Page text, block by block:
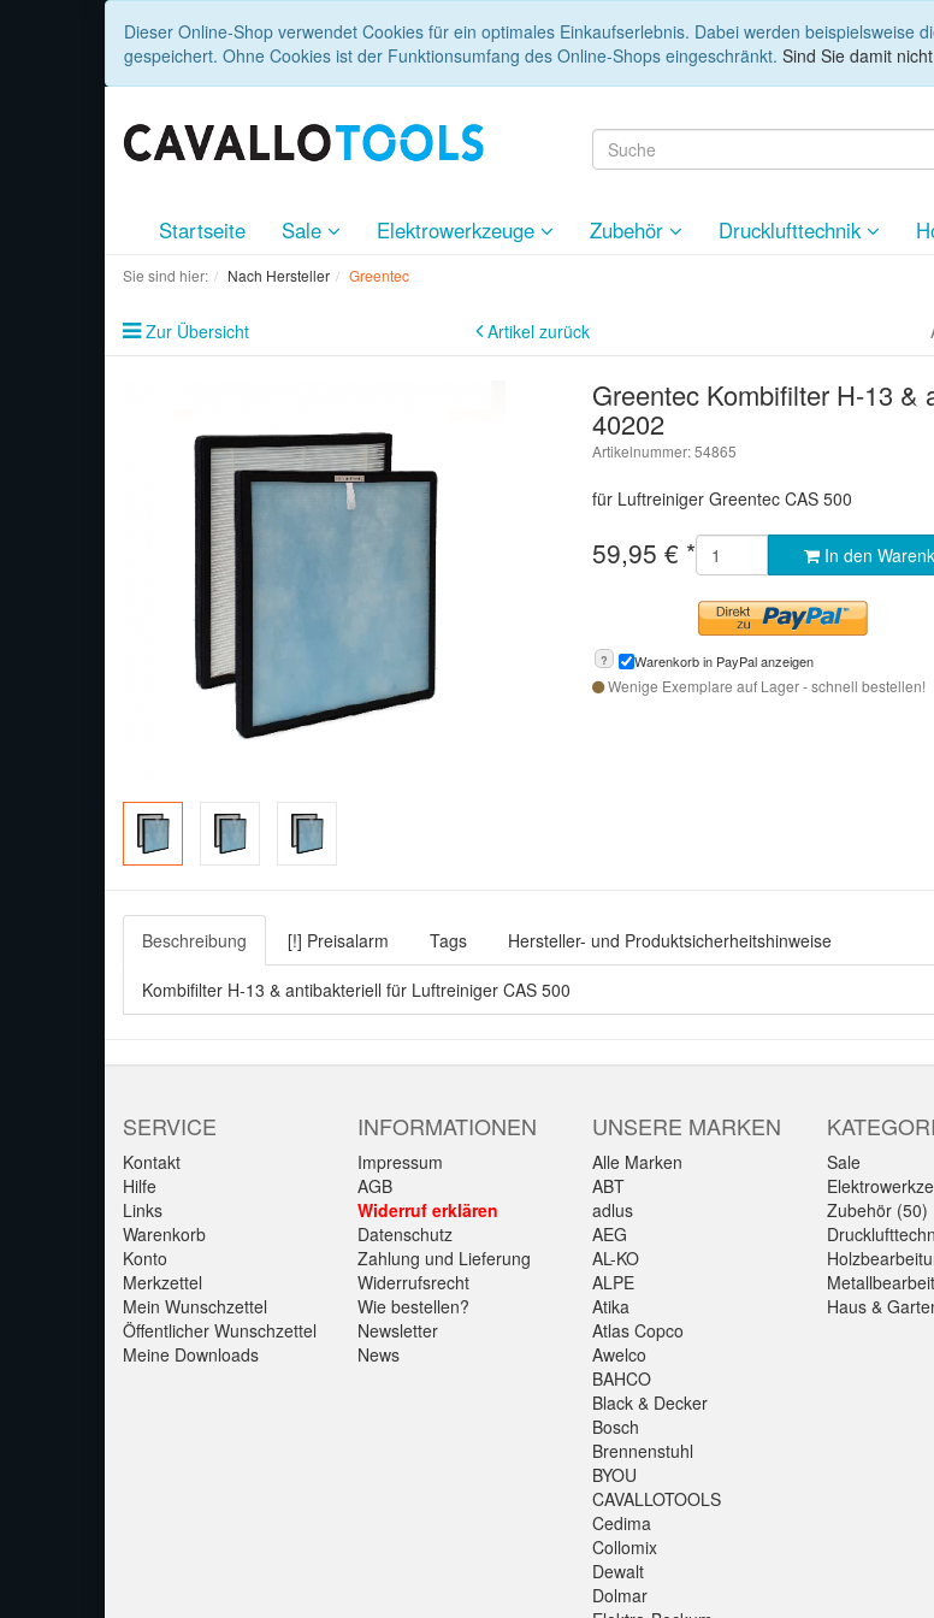
Dieser Online-Shop verwendet Cookies für ein optimales Einkaufserlebnis. Dabei werden
gespeichert. Ohne Cookies ist der Funktionsumfang des Online-Shops eingeschränkt. Sind Sie damit
Startseite Sale Elektrowerkzeuge Zubehör Drucklufttechnik
Sie sind hier: Nach Hersteller Greentec
Zur Übersicht Artikel zurück
Greentec Kombifilter H-13 &
40202
Artikelnummer: 54865
für Luftreiniger Greentec CAS 500
59,95 € * In den
? Warenkorb in PayPal anzeigen
Wenige Exemplare auf Lager - schnell bestellen!
Beschreibung [!] Preisalarm Tags Hersteller- und Produktsicherheitshinweise
Kombifilter H-13 & antibakteriell für Luftreiniger CAS 500
SERVICE
Kontakt
Hilfe
Links
Warenkorb
Konto
Merkzettel
Mein Wunschzettel
Öffentlicher Wunschzettel
Meine Downloads
INFORMATIONEN
Impressum
AGB
Widerruf erklären
Datenschutz
Zahlung und Lieferung
Widerrufsrecht
Wie bestellen?
Newsletter
News
UNSERE MARKEN
Alle Marken
ABT
adlus
AEG
AL-KO
ALPE
Atika
Atlas Copco
Awelco
BAHCO
Black & Decker
Bosch
Brennenstuhl
BYOU
CAVALLOTOOLS
Cedima
Collomix
Dewalt
Dolmar
Sale
Zubehör (50)
Haus &